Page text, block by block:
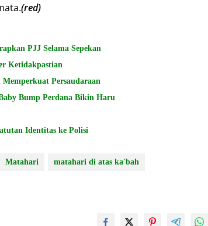
(red)
PJJ Selama Sepekan
Ketidakpastian
Persaudaraan
Bump Perdana Bikin Haru
Identitas ke Polisi
Matahari matahari di atas ka'bah